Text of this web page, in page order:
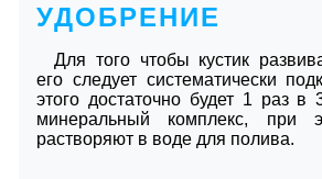
УДОБРЕНИЕ
Для того чтобы кустик
его следует систематически
этого достаточно будет 1 раз в
минеральный комплекс, при
растворяют в воде для полива.